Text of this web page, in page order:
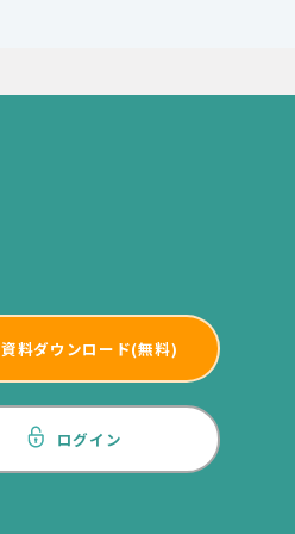
資料ダウンロード(無料)
ログイン